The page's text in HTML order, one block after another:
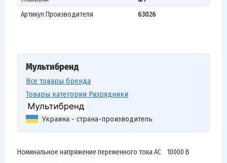
Артикул Производителя
63026
Мультибренд
Все товары бренда
Товары категории Разрядники
Украина - страна-производитель
Номинальное напряжение переменного тока АС 10000 В